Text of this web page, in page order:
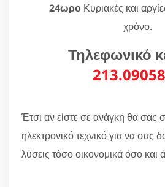
24ωροΚυριακές και
χρόνο.
Τηλεφωνικό
Έτσι αν είστε σε ανάγκη θα σας
ηλεκτρονικό τεχνικό για να σας
λύσεις τόσο οικονομικά όσο και